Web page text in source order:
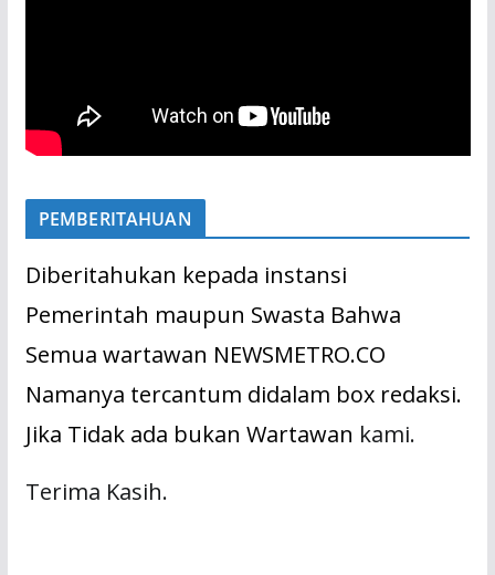
PEMBERITAHUAN
Diberitahukan kepada instansi
Pemerintah maupun Swasta Bahwa
Semua wartawan NEWSMETRO.CO
Namanya tercantum didalam box redaksi.
Jika Tidak ada bukan Wartawan kami.
Terima Kasih.